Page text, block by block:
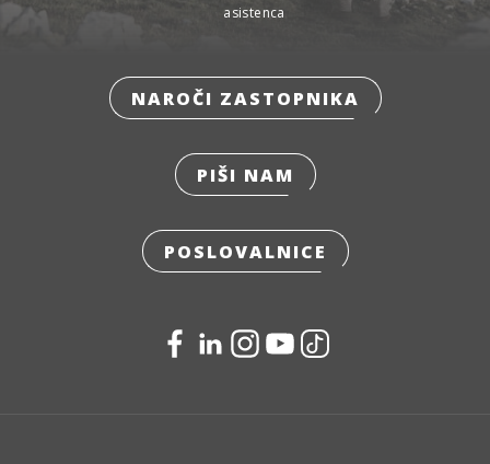
asistenca
NAROČI ZASTOPNIKA
PIŠI NAM
POSLOVALNICE